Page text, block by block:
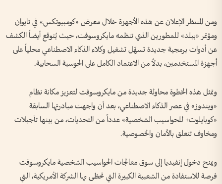
ومن المنتظر الإعلان عن هذه الأجهزة خلال معرض «كومبيوتكس» في تايوان
ومؤتمر «بيلد» للمطورين الذي تنظمه مايكروسوفت، حيث يُتوقع أيضاً الكشف
عن أدوات برمجية جديدة تسهّل تشغيل وكلاء الذكاء الاصطناعي محلياً على
أجهزة المستخدمين، بدلاً من الاعتماد الكامل على الحوسبة السحابية.
وتمثل هذه الخطوة محاولة جديدة من مايكروسوفت لتعزيز مكانة نظام
«ويندوز» في عصر الذكاء الاصطناعي، بعد أن واجهت مبادرتها السابقة
«كوبايلوت+ للحواسيب الشخصية» عدداً من التحديات، من بينها تأجيلات
ومخاوف تتعلق بالأمان والخصوصية.
ويمنح دخول إنفيديا إلى سوق معالجات الحواسيب الشخصية مايكروسوفت
فرصة للاستفادة من الشعبية الكبيرة التي تحظى بها الشركة الأمريكية، التي